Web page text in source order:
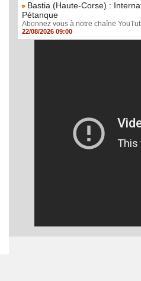
Bastia (Haute-Corse) :
Pétanque
Abonnez vous à notre chaîne
22/08/2026 09:00